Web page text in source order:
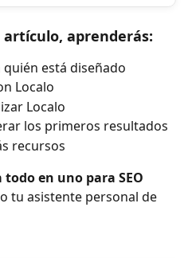
artículo, aprenderás:
quién está diseñado
Localo
Localo
los primeros resultados
recursos
en uno para SEO
tu asistente personal de